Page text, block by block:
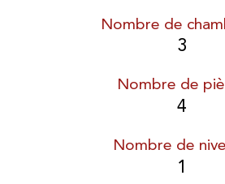
Nombre de
3
Nombre de
4
Nombre de
1